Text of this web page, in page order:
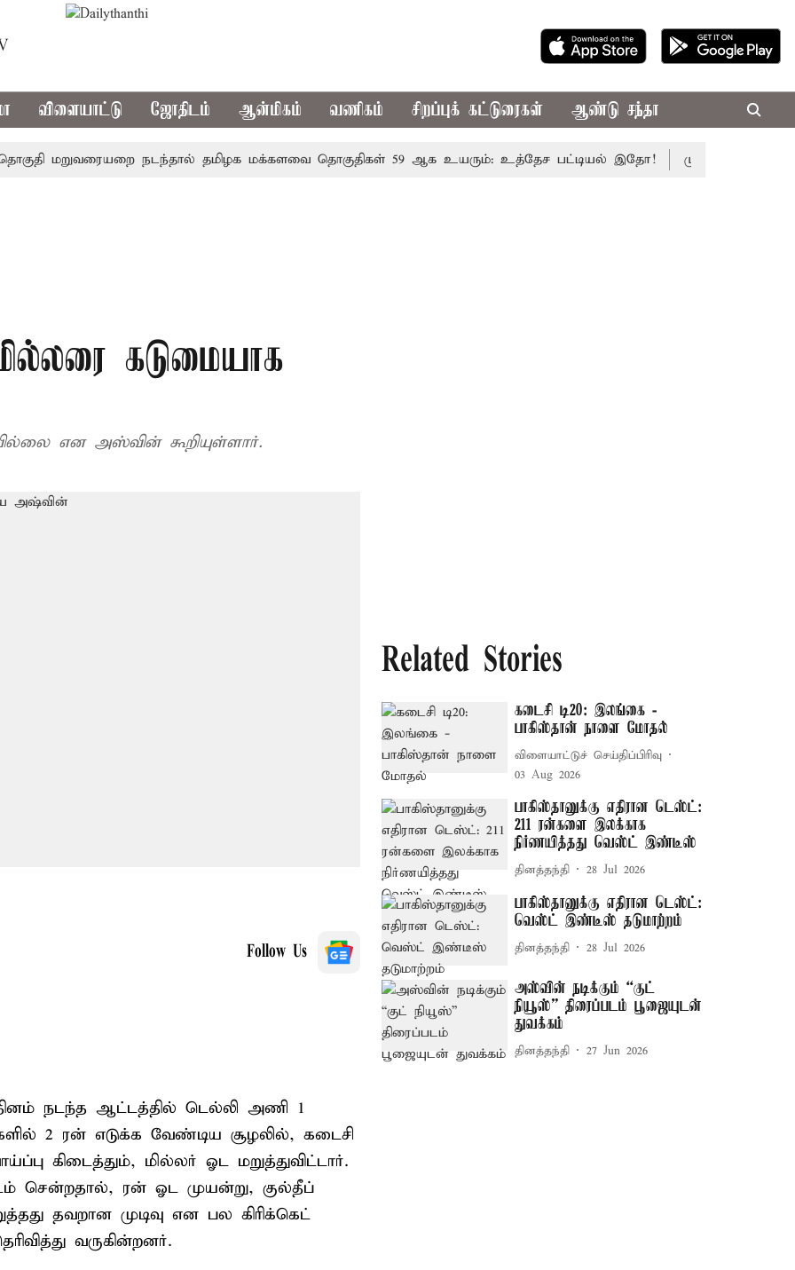
விளையாட்டு ஜோதிடம் ஆன்மிகம் வணிகம் சிறப்புக் கட்டுரைகள் ஆண்டு சந்தா
மறுவரையறை நடந்தால் தமிழக மக்களவை தொகுதிகள் 59 ஆக உயரும்: உத்தேச பட்டியல் இதோ! முதல்-அமைச்சர் விஜய்
கடுமையாக
என அஸ்வின் கூறியுள்ளார்.
Follow Us
நடந்த ஆட்டத்தில் டெல்லி அணி 1
2 ரன் எடுக்க வேண்டிய சூழலில், கடைசி
கிடைத்தும், மில்லர் ஓட மறுத்துவிட்டார்.
சென்றதால், ரன் ஓட முயன்று, குல்தீப்
தவறான முடிவு என பல கிரிக்கெட்
வருகின்றனர்.
Related Stories
கடைசி டி20: இலங்கை -
பாகிஸ்தான் நாளை மோதல்
விளையாட்டுச் செய்திப்பிரிவு
03 Aug 2026
பாகிஸ்தானுக்கு எதிரான டெஸ்ட்:
211 ரன்களை இலக்காக
நிர்ணயித்தது வெஸ்ட் இண்டீஸ்
தினத்தந்தி 28 Jul 2026
பாகிஸ்தானுக்கு எதிரான டெஸ்ட்:
வெஸ்ட் இண்டீஸ் தடுமாற்றம்
தினத்தந்தி 28 Jul 2026
அஸ்வின் நடிக்கும் “குட்
நியூஸ்” திரைப்படம் பூஜையுடன்
துவக்கம்
தினத்தந்தி 27 Jun 2026